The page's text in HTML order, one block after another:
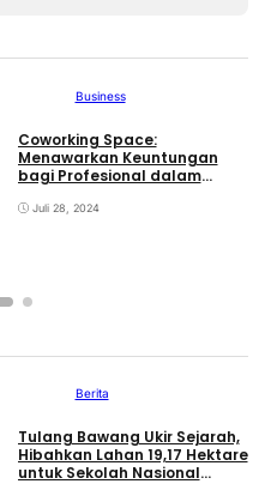
Business
Coworking Space:
Menawarkan Keuntungan
bagi Profesional dalam
Juli 28, 2024
Berita
Tulang Bawang Ukir Sejarah,
Hibahkan Lahan 19,17 Hektare
untuk Sekolah Nasional